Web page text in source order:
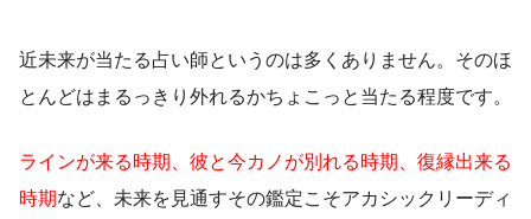
近未来が当たる占い師というのは多くありません。そのほ
とんどはまるっきり外れるかちょこっと当たる程度です。
ラインが来る時期、彼と今カノが別れる時期、復縁出来る
時期など、未来を見通すその鑑定こそアカシックリーディ